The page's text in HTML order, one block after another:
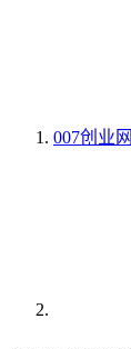
007创业网